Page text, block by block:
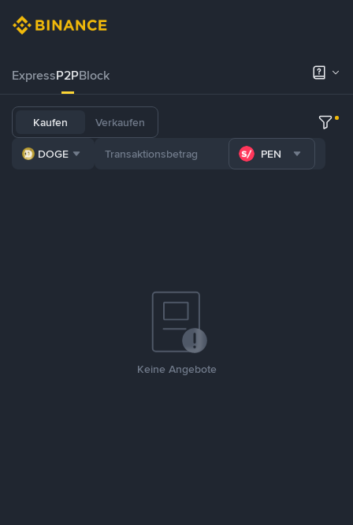
ExpressP2PBlock
Kaufen Verkaufen
DOGE PEN
Keine Angebote